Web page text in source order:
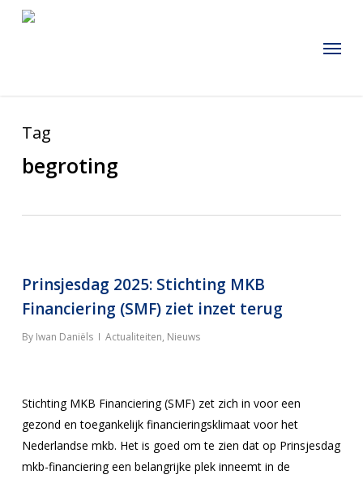
Menu
Tag
begroting
Prinsjesdag 2025: Stichting MKB
Financiering (SMF) ziet inzet terug
By Iwan Daniëls Actualiteiten, Nieuws
Stichting MKB Financiering (SMF) zet zich in voor een
gezond en toegankelijk financieringsklimaat voor het
Nederlandse mkb. Het is goed om te zien dat op Prinsjesdag
mkb-financiering een belangrijke plek inneemt in de